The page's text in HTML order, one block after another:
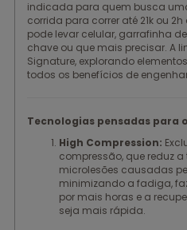
indicada para quem busca
corrida para correr até 21k ou
pode levar celular, garrafinha
chave ou que mais precisar. A
Signature, explorando
todos os benefícios de
Tecnologias pensadas para
High Compression:
compressão, que reduz
microlesões causadas
minimizando a fadiga,
por mais horas e a
seja mais rápida.